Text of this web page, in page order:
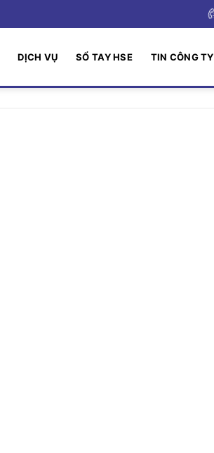
DỊCH VỤ SỔ TAY HSE TIN CÔNG TY